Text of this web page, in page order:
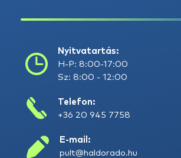
Nyitvatartás:
H-P: 8:00-17:00
Sz: 8:00 - 12:00
Telefon:
+36 20 945 7758
E-mail:
pult@haldorado.hu